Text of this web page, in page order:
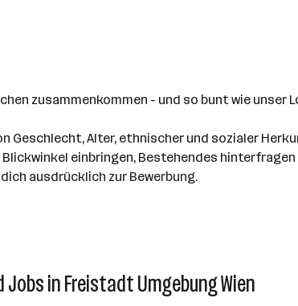
zusammenkommen - und so bunt wie unser
Geschlecht, Alter, ethnischer und sozialer
einbringen, Bestehendes hinterfragen
ausdrücklich zur Bewerbung.
Jobs in Freistadt Umgebung Wien